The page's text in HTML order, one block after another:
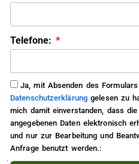
Telefone:
Ja, mit Absenden des
Datenschutzerklärung gelesen zu
mich damit einverstanden, dass
angegebenen Daten elektronisch
und nur zur Bearbeitung und
Anfrage benutzt werden.: